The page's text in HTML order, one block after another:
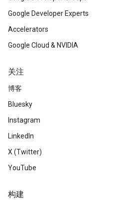
Google Developer Experts
Accelerators
Google Cloud & NVIDIA
关注
博客
Bluesky
Instagram
LinkedIn
X (Twitter)
YouTube
构建